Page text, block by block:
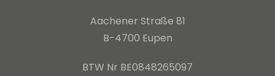
Aachener Straße 81
B-4700 Eupen
BTW Nr BE0848265097